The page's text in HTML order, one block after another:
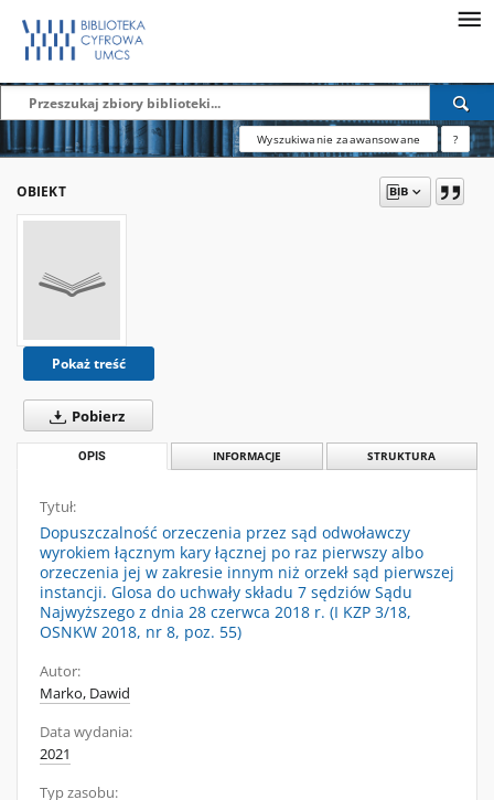
Wyszukiwanie zaawansowane ?
OBIEKT
Pokaż treść
Pobierz
OPIS INFORMACJE STRUKTURA
Tytuł:
Dopuszczalność orzeczenia przez sąd odwoławczy
wyrokiem łącznym kary łącznej po raz pierwszy albo
orzeczenia jej w zakresie innym niż orzekł sąd pierwszej
instancji. Glosa do uchwały składu 7 sędziów Sądu
Najwyższego z dnia 28 czerwca 2018 r. (I KZP 3/18,
OSNKW 2018, nr 8, poz. 55)
Autor:
Marko, Dawid
Data wydania:
2021
Typ zasobu: